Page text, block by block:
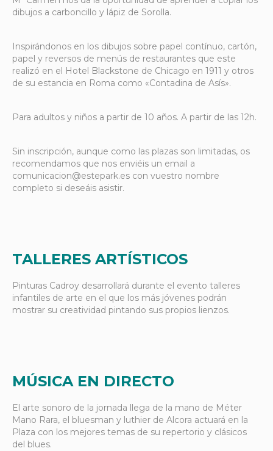
dibujos a carboncillo y lápiz de Sorolla.
Inspirándonos en los dibujos sobre papel contínuo, cartón,
papel y reversos de menús de restaurantes que este
realizó en el Hotel Blackstone de Chicago en 1911 y otros
de su estancia en Roma como «Contadina de Asís».
Para adultos y niños a partir de 10 años. A partir de las 12h.
Sin inscripción, aunque como las plazas son limitadas, os
recomendamos que nos enviéis un email a
comunicacion@estepark.es con vuestro nombre
completo si deseáis asistir.
TALLERES ARTÍSTICOS
Pinturas Cadroy desarrollará durante el evento talleres
infantiles de arte en el que los más jóvenes podrán
mostrar su creatividad pintando sus propios lienzos.
MÚSICA EN DIRECTO
El arte sonoro de la jornada llega de la mano de Méter
Mano Rara, el bluesman y luthier de Alcora actuará en la
Plaza con los mejores temas de su repertorio y clásicos
del blues.